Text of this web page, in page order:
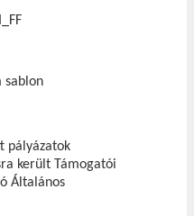
sablon
pályázatok
került Támogatói
Általános